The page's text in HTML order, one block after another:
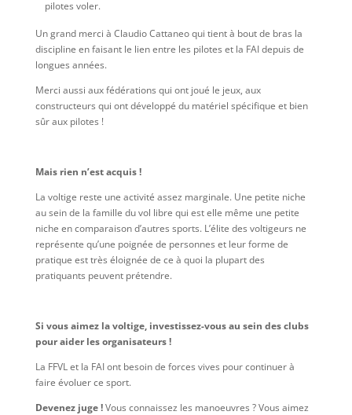
pilotes voler.
Un grand merci à Claudio Cattaneo qui tient à bout de bras la
discipline en faisant le lien entre les pilotes et la FAI depuis de
longues années.
Merci aussi aux fédérations qui ont joué le jeux, aux
constructeurs qui ont développé du matériel spécifique et bien
sûr aux pilotes !
Mais rien n’est acquis !
La voltige reste une activité assez marginale. Une petite niche
au sein de la famille du vol libre qui est elle même une petite
niche en comparaison d’autres sports. L’élite des voltigeurs ne
représente qu’une poignée de personnes et leur forme de
pratique est très éloignée de ce à quoi la plupart des
pratiquants peuvent prétendre.
Si vous aimez la voltige, investissez-vous au sein des clubs
pour aider les organisateurs !
La FFVL et la FAI ont besoin de forces vives pour continuer à
faire évoluer ce sport.
Devenez juge !Vous connaissez les manoeuvres ? Vous aimez